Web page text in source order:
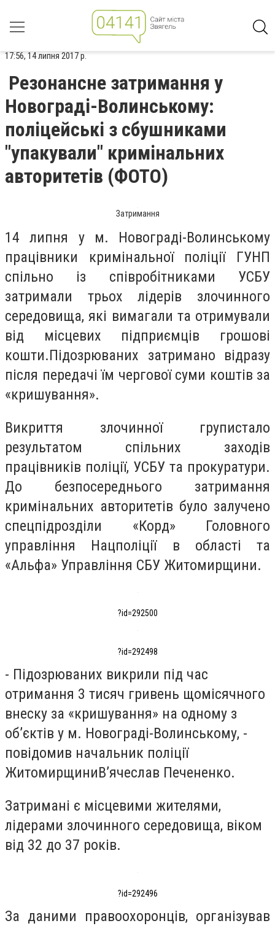
17:56, 14 липня 2017 р.
Резонансне затримання у
Новограді-Волинському:
поліцейські з сбушниками
"упакували" кримінальних
авторитетів (ФОТО)
Затримання
14 липня у м. Новограді-Волинському
працівники кримінальної поліції ГУНП
спільно із співробітниками УСБУ
затримали трьох лідерів злочинного
середовища, які вимагали та отримували
від місцевих підприємців грошові
кошти.Підозрюваних затримано відразу
після передачі їм чергової суми коштів за
«кришування».
Викриття злочинної групистало
результатом спільних заходів
працівників поліції, УСБУ та прокуратури.
До безпосереднього затримання
кримінальних авторитетів було залучено
спецпідрозділи «Корд» Головного
управління Нацполіції в області та
«Альфа» Управління СБУ Житомирщини.
?id=292500
?id=292498
- Підозрюваних викрили під час
отримання 3 тисяч гривень щомісячного
внеску за «кришування» на одному з
об’єктів у м. Новограді-Волинському, -
повідомив начальник поліції
ЖитомирщиниВ’ячеслав Печененко.
Затримані є місцевими жителями,
лідерами злочинного середовища, віком
від 32 до 37 років.
?id=292496
За даними правоохоронців, організував